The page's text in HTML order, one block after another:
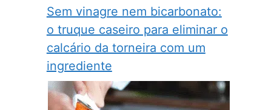
Sem vinagre nem bicarbonato:
o truque caseiro para eliminar o
calcário da torneira com um
ingrediente